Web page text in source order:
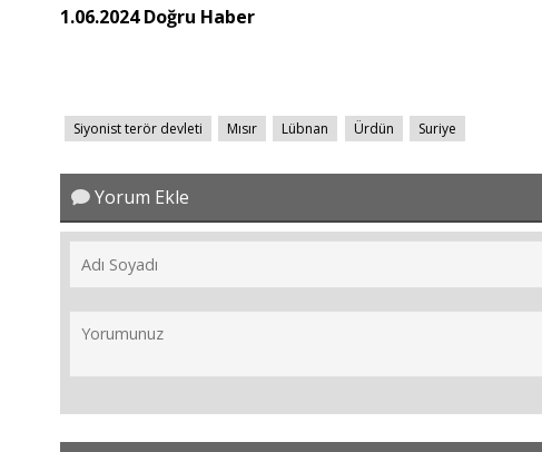
1.06.2024 Doğru Haber
Siyonist terör devleti Mısır Lübnan Ürdün Suriye
Yorum Ekle